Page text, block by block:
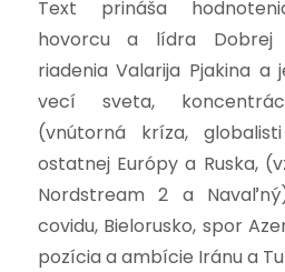
Text prináša
hovorcu a lídra Dobrej
riadenia Valarija Pjakina
vecí sveta,
(vnútorná kríza,
ostatnej Európy a Ruska,
Nordstream 2 a
covidu, Bielorusko, spor
pozícia a ambície Iránu a